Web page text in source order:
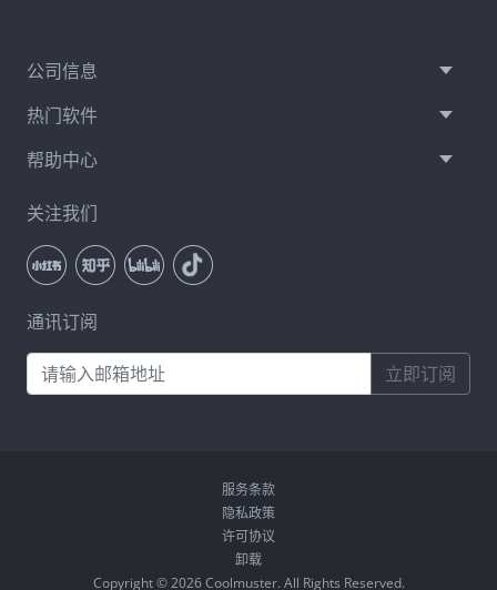
公司信息
热门软件
帮助中心
关注我们
通讯订阅
立即订阅
服务条款
隐私政策
许可协议
卸载
Copyright © 2026 Coolmuster. All Rights Reserved.